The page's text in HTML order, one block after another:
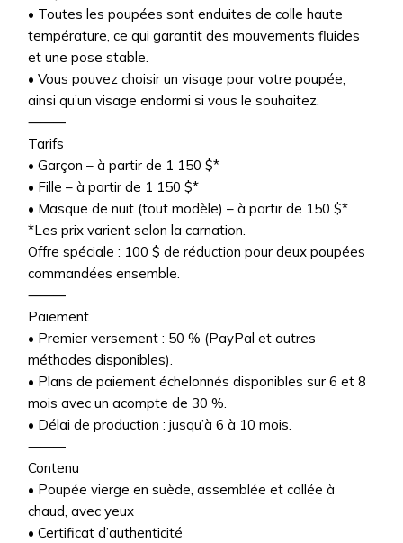
• Toutes les poupées sont enduites de colle haute
température, ce qui garantit des mouvements fluides
et une pose stable.
• Vous pouvez choisir un visage pour votre poupée,
ainsi qu’un visage endormi si vous le souhaitez.
⸻
Tarifs
• Garçon – à partir de 1 150 $*
• Fille – à partir de 1 150 $*
• Masque de nuit (tout modèle) – à partir de 150 $*
*Les prix varient selon la carnation.
Offre spéciale : 100 $ de réduction pour deux poupées
commandées ensemble.
⸻
Paiement
• Premier versement : 50 % (PayPal et autres
méthodes disponibles).
• Plans de paiement échelonnés disponibles sur 6 et 8
mois avec un acompte de 30 %.
• Délai de production : jusqu’à 6 à 10 mois.
⸻
Contenu
• Poupée vierge en suède, assemblée et collée à
chaud, avec yeux
• Certificat d’authenticité